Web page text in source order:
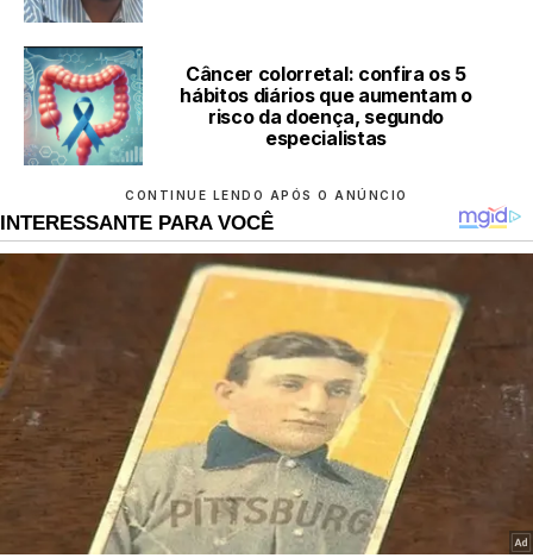
Câncer colorretal: confira os 5
hábitos diários que aumentam o
risco da doença, segundo
especialistas
CONTINUE LENDO APÓS O ANÚNCIO
INTERESSANTE PARA VOCÊ